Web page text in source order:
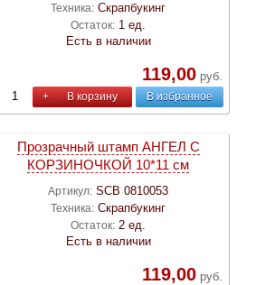
Техника: Скрапбукинг
Остаток: 1 ед.
Есть в наличии
119,00руб.
+ В корзину В избранное
Прозрачный штамп АНГЕЛ С
КОРЗИНОЧКОЙ 10*11 см
Артикул: SCB 0810053
Техника: Скрапбукинг
Остаток: 2 ед.
Есть в наличии
119,00руб.